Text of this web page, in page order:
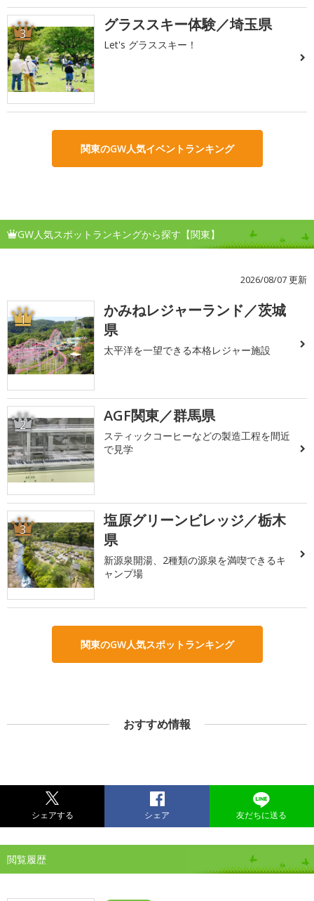
3 グラススキー体験／埼玉県
Let's グラススキー！
関東のGW人気イベントランキング
GW人気スポットランキングから探す【関東】
2026/08/07 更新
1
かみねレジャーランド／茨城
県
太平洋を一望できる本格レジャー施設
2 AGF関東／群馬県
スティックコーヒーなどの製造工程を間近
で見学
3
塩原グリーンビレッジ／栃木
県
新源泉開湯、2種類の源泉を満喫できるキ
ャンプ場
関東のGW人気スポットランキング
おすすめ情報
シェアする シェア 友だちに送る
閲覧履歴